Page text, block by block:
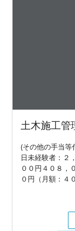
土木施工管
(その他の手当等
日未経験者：２
００円４０８，
０円（月額：４